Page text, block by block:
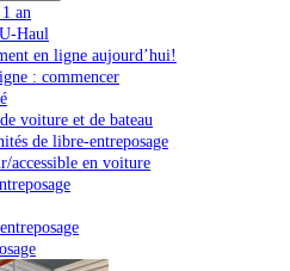
an
U-Haul
en ligne aujourd’hui!
: commencer
voiture et de bateau
de libre-entreposage
accessible en voiture